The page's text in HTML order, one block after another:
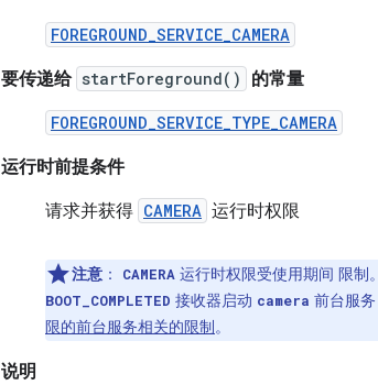
FOREGROUND_SERVICE_CAMERA
要传递给 startForeground() 的常量
FOREGROUND_SERVICE_TYPE_CAMERA
运行时前提条件
请求并获得 CAMERA 运行时权限
注意 ： CAMERA 运行时权限受使用期间 限
BOOT_COMPLETED 接收器启动 camera 前台服务
限的前台服务相关的限制。
说明